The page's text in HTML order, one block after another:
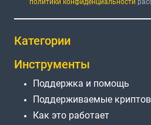
Категории
Инструменты
Поддержка и помощь
Поддерживаемые
Как это работает